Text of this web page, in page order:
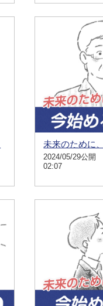
未来のために
2024/05/29公開
02:07